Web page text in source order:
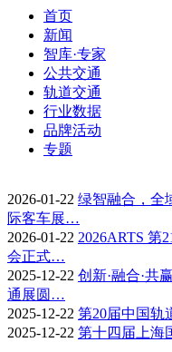
首页
新闻
智库·专家
公共交通
轨道交通
行业数据
品牌活动
专题
2026-01-22 绿智融合，全
际客车展…
2026-01-22 2026ARTS 第
会正式…
2025-12-22 创新·融合·共
通展圆…
2025-12-22 第20届中国轨
2025-12-22 第十四届上海